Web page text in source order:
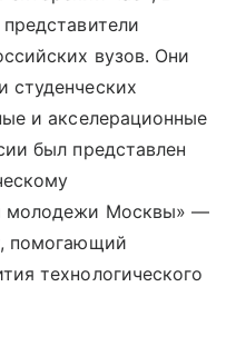
вузов. Они
студенческих
и акселерационные
был представлен
молодежи Москвы» —
помогающий
технологического